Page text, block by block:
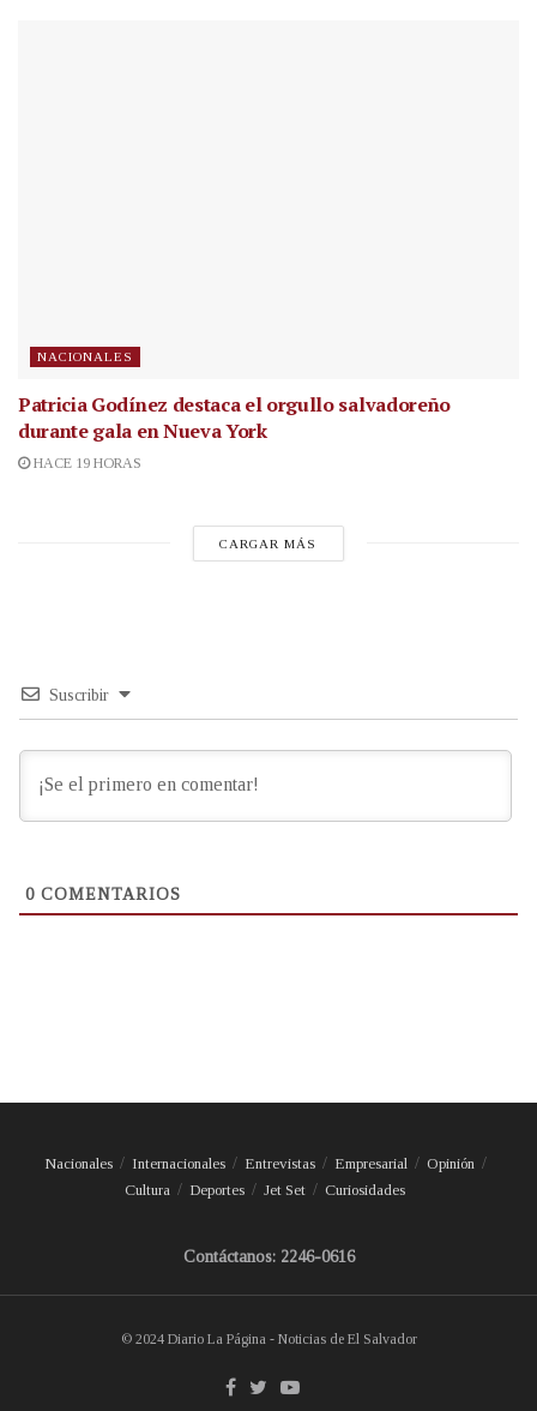
NACIONALES
Patricia Godínez destaca el orgullo salvadoreño
durante gala en Nueva York
HACE 19 HORAS
CARGAR MÁS
Suscribir
0 COMENTARIOS
Nacionales Internacionales Entrevistas Empresarial
Opinión
Cultura
Deportes Jet Set Curiosidades
Contáctanos: 2246-0616
© 2024 Diario La Página - Noticias de El Salvador